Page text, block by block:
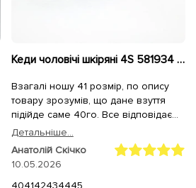
Кеди чоловічі шкіряні 4S 581934 Чорні
Взагалі ношу 41 розмір, по опису
товару зрозумів, що дане взуття
підійде саме 40го. Все відповідає
дійсності, зручне, якість бомба, по
розміру саме те, що треба. 2 дні від
створення замовлення і товар вже
на руках! Рекомендую!
Детальнiше...
Анатолій Скічко
10.05.2026